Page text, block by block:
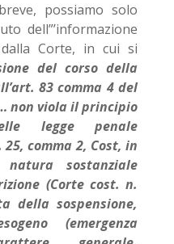
possiamo solo
dell”’informazione
dalla Corte, in cui si
del corso della
83 comma 4 del
non viola il principio
legge penale
comma 2, Cost, in
sostanziale
(Corte cost. n.
della sospensione,
(emergenza